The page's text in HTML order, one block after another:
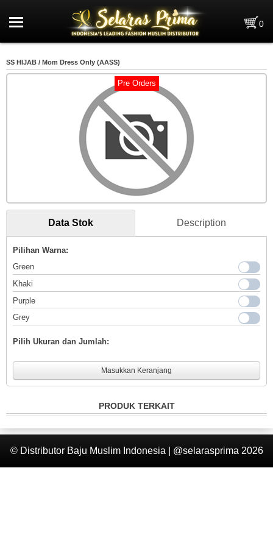
0
Pre Order
Brand
Penghargaan
Login
SS HIJAB / Mom Dress Only (AASS)
Pre Orders
Data Stok Description
Pilihan Warna:
Green
Khaki
Purple
Grey
Pilih Ukuran dan Jumlah:
Masukkan Keranjang
PRODUK TERKAIT
© Distributor Baju Muslim Indonesia | @selarasprima 2026